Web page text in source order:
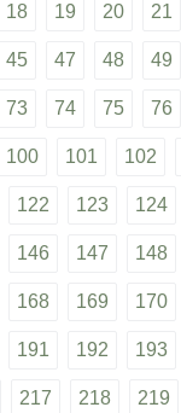
18 19 20 21
45 47 48 49
73 74 75 76
100 101 102
122 123 124
146 147 148
168 169 170
191 192 193
217 218 219